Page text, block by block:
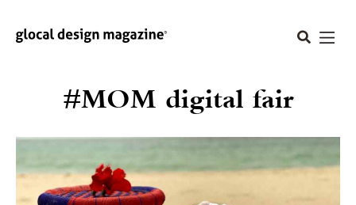
#MOM digital fair